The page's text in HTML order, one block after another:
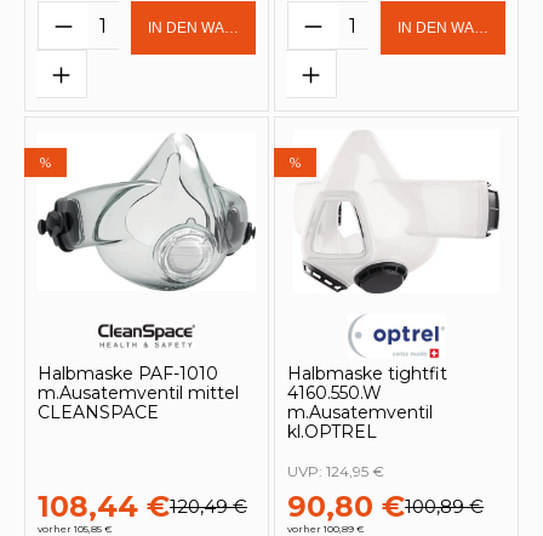
Produkt Anzahl: Gib den
IN DEN WARENKORB Produkt Anzahl:
IN DEN
%
Halbmaske PAF-1010
m.Ausatemventil mittel
CLEANSPACE
108,44 €120,49 €
vorher 105,85 €
%
Halbmaske tightfit
4160.550.W
m.Ausatemventil
kl.OPTREL
90,80 €100,89 €
vorher 100,89 €
UVP: 124,95 €